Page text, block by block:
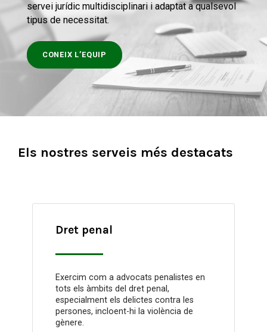
servei jurídic multidisciplinari i adaptat a qualsevol
tipus de necessitat.
CONEIX L’EQUIP
Els nostres serveis més destacats
Dret penal
Exercim com a advocats penalistes en
tots els àmbits del dret penal,
especialment els delictes contra les
persones, incloent-hi la violència de
gènere.